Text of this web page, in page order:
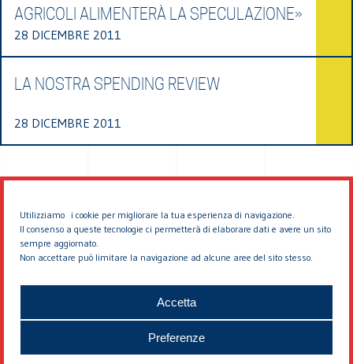
Utilizziamo i cookie per migliorare la tua esperienza di navigazione.
Il consenso a queste tecnologie ci permetterà di elaborare dati e avere un sito
sempre aggiornato.
Non accettare può limitare la navigazione ad alcune aree del sito stesso.
Accetta
Preferenze
AGRICOLI ALIMENTERÀ LA SPECULAZIONE»
28 DICEMBRE 2011
LA NOSTRA SPENDING REVIEW
28 DICEMBRE 2011
© 2026 EDDYBURG